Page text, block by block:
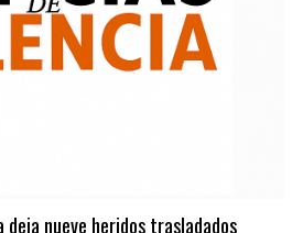
nueve heridos trasladados